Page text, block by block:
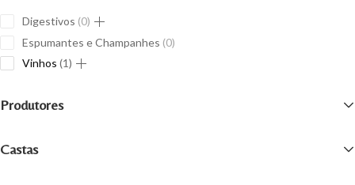
Digestivos 00
products
Espumantes e Champanhes 00
Vinhos 11
Produtores
Castas